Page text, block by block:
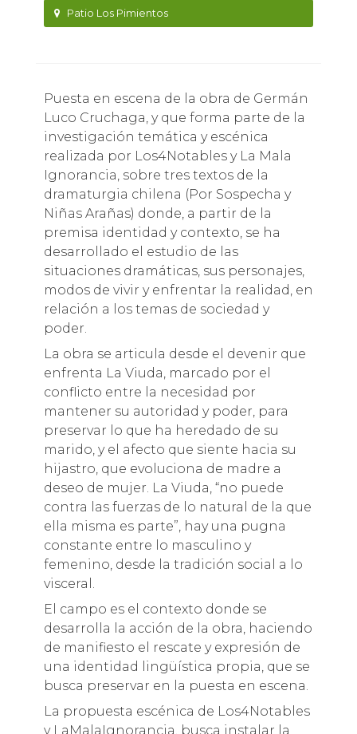
Patio Los Pimientos
Puesta en escena de la obra de Germán
Luco Cruchaga, y que forma parte de la
investigación temática y escénica
realizada por Los4Notables y La Mala
Ignorancia, sobre tres textos de la
dramaturgia chilena (Por Sospecha y
Niñas Arañas) donde, a partir de la
premisa identidad y contexto, se ha
desarrollado el estudio de las
situaciones dramáticas, sus personajes,
modos de vivir y enfrentar la realidad, en
relación a los temas de sociedad y
poder.
La obra se articula desde el devenir que
enfrenta La Viuda, marcado por el
conflicto entre la necesidad por
mantener su autoridad y poder, para
preservar lo que ha heredado de su
marido, y el afecto que siente hacia su
hijastro, que evoluciona de madre a
deseo de mujer. La Viuda, “no puede
contra las fuerzas de lo natural de la que
ella misma es parte”, hay una pugna
constante entre lo masculino y
femenino, desde la tradición social a lo
visceral.
El campo es el contexto donde se
desarrolla la acción de la obra, haciendo
de manifiesto el rescate y expresión de
una identidad lingüística propia, que se
busca preservar en la puesta en escena.
La propuesta escénica de Los4Notables
y LaMalaIgnorancia, busca instalar la